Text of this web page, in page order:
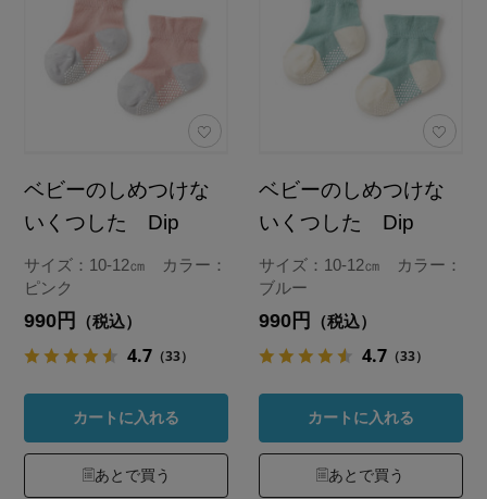
ベビーのしめつけな
いくつした Dip
サイズ：10-12㎝ カラー：
ピンク
990円 （税込）
4.7 （33）
カートに入れる
あとで買う
ベビーのしめつけな
いくつした Dip
サイズ：10-12㎝ カラー：
ブルー
990円 （税込）
4.7 （33）
カートに入れる
あとで買う